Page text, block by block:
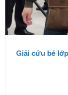
Giải cứu bé